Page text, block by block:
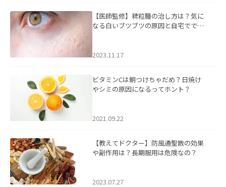
【医師監修】稗粒腫の治し方は？気に
なる白いブツブツの原因と自宅ででき
2023.11.17
ビタミンCは朝つけちゃだめ？日焼け
やシミの原因になるってホント？
2021.09.22
【教えてドクター】防風通聖散の効果
や副作用は？長期服用は危険なの？
2023.07.27